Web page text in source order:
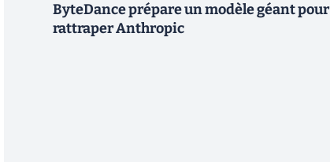
ByteDance prépare un modèle géant pour
rattraper Anthropic